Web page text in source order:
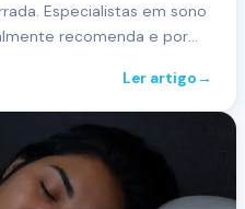
Especialistas em sono
recomenda e por
Ler artigo→